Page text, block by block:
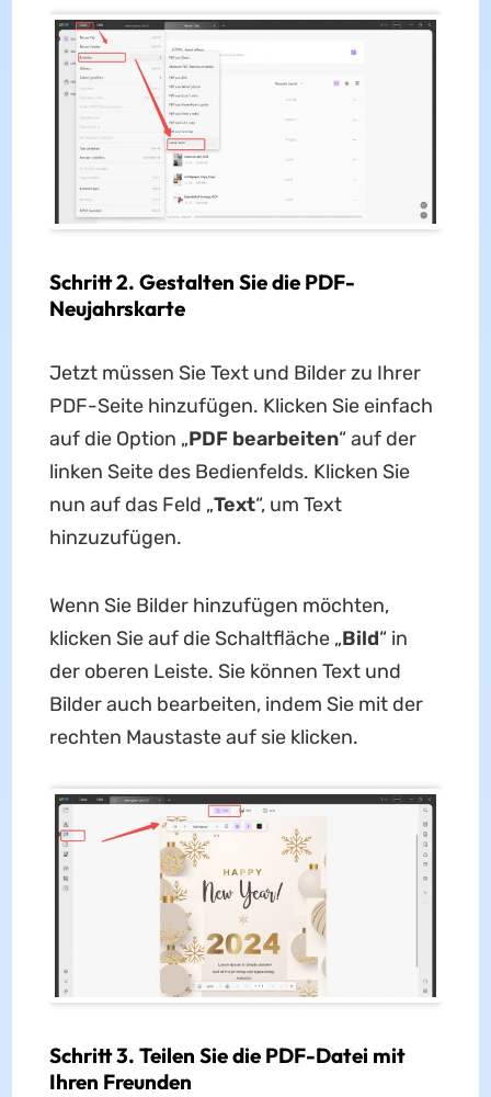
Schritt 2. Gestalten Sie die PDF-
Neujahrskarte
Jetzt müssen Sie Text und Bilder zu Ihrer
PDF-Seite hinzufügen. Klicken Sie einfach
auf die Option „PDF bearbeiten“ auf der
linken Seite des Bedienfelds. Klicken Sie
nun auf das Feld „Text“, um Text
hinzuzufügen.
Wenn Sie Bilder hinzufügen möchten,
klicken Sie auf die Schaltfläche „Bild“ in
der oberen Leiste. Sie können Text und
Bilder auch bearbeiten, indem Sie mit der
rechten Maustaste auf sie klicken.
Schritt 3. Teilen Sie die PDF-Datei mit
Ihren Freunden